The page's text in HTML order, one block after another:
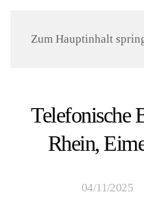
Zum Hauptinhalt
Telefonische
Rhein,
04/11/2025